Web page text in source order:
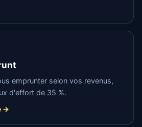
emprunter selon vos revenus,
d'effort de 35 %.
→